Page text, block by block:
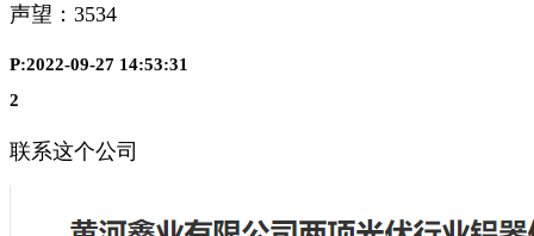
声望： 3534
P:2022-09-27 14:53:31
2
联系这个公司